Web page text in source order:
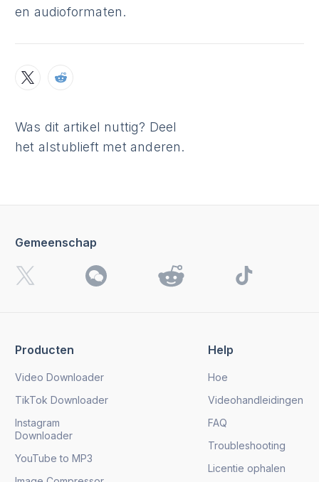
en audioformaten.
Was dit artikel nuttig? Deel
het alstublieft met anderen.
Producten
Video Downloader
TikTok Downloader
Instagram
Downloader
YouTube to MP3
Help
Hoe
Videohandleidingen
FAQ
Troubleshooting
Licentie ophalen
Gemeenschap